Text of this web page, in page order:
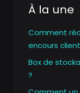
À la une
Comment
encours
Box de
?